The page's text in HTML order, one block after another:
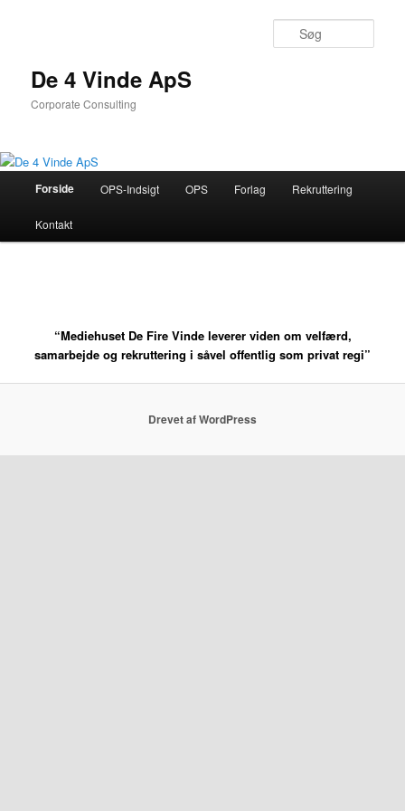
De 4 Vinde ApS
Corporate Consulting
Primær
Fortsæt
til
Forside OPS-Indsigt OPS Forlag Rekruttering
Kontakt
“Mediehuset De Fire Vinde leverer viden om velfærd,
samarbejde og rekruttering i såvel offentlig som privat regi”
Drevet af WordPress